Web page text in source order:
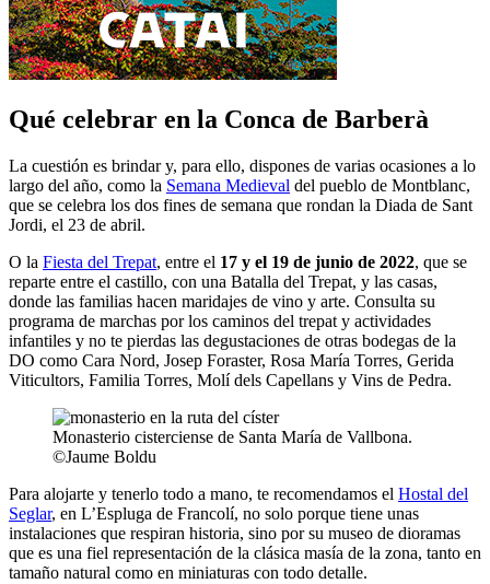
Qué celebrar en la Conca de Barberà
La cuestión es brindar y, para ello, dispones de varias ocasiones a lo
largo del año, como la Semana Medieval del pueblo de Montblanc,
que se celebra los dos fines de semana que rondan la Diada de Sant
Jordi, el 23 de abril.
O la Fiesta del Trepat, entre el 17 y el 19 de junio de 2022, que se
reparte entre el castillo, con una Batalla del Trepat, y las casas,
donde las familias hacen maridajes de vino y arte. Consulta su
programa de marchas por los caminos del trepat y actividades
infantiles y no te pierdas las degustaciones de otras bodegas de la
DO como Cara Nord, Josep Foraster, Rosa María Torres, Gerida
Viticultors, Familia Torres, Molí dels Capellans y Vins de Pedra.
Monasterio cisterciense de Santa María de Vallbona.
©Jaume Boldu
Para alojarte y tenerlo todo a mano, te recomendamos el Hostal del
Seglar, en L’Espluga de Francolí, no solo porque tiene unas
instalaciones que respiran historia, sino por su museo de dioramas
que es una fiel representación de la clásica masía de la zona, tanto en
tamaño natural como en miniaturas con todo detalle.